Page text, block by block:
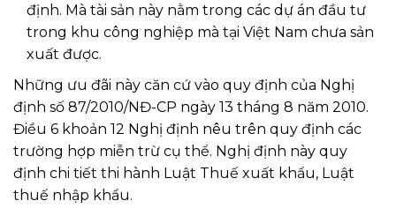
định. Mà tài sản này nằm trong các dự án đầu tư
trong khu công nghiệp mà tại Việt Nam chưa sản
xuất được.
Những ưu đãi này căn cứ vào quy định của Nghị
định số 87/2010/NĐ-CP ngày 13 tháng 8 năm 2010.
Điều 6 khoản 12 Nghị định nêu trên quy định các
trường hợp miễn trừ cụ thể. Nghị định này quy
định chi tiết thi hành Luật Thuế xuất khẩu, Luật
thuế nhập khẩu.